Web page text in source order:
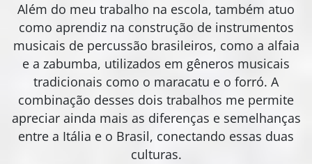
Além do meu trabalho na escola, também atuo
como aprendiz na construção de instrumentos
musicais de percussão brasileiros, como a alfaia
e a zabumba, utilizados em gêneros musicais
tradicionais como o maracatu e o forró. A
combinação desses dois trabalhos me permite
apreciar ainda mais as diferenças e semelhanças
entre a Itália e o Brasil, conectando essas duas
culturas.